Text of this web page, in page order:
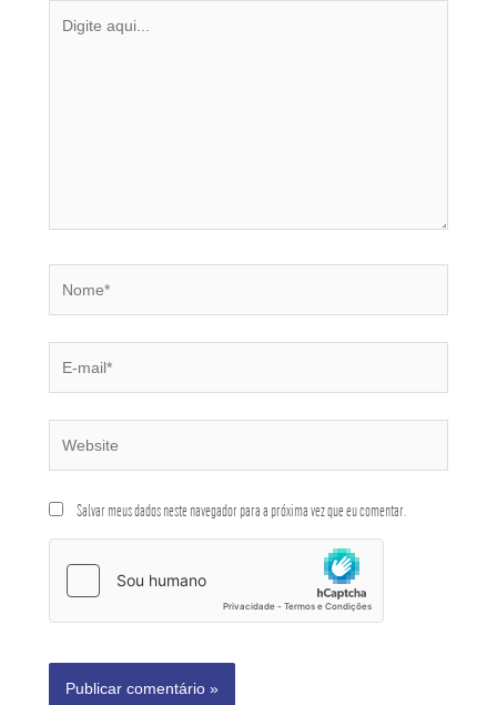
Salvar meus dados neste navegador para a próxima vez que eu comentar.